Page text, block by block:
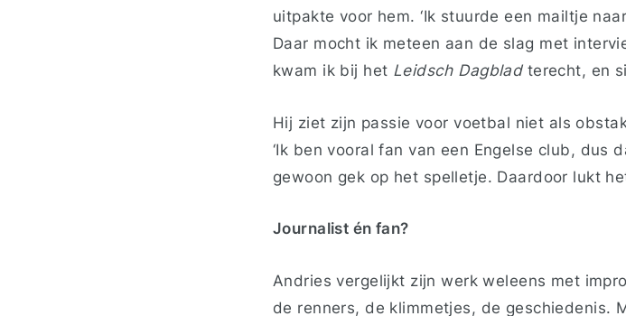
uitpakte voor hem. ‘Ik stuurde een mailtje naar
Daar mocht ik meteen aan de slag met
kwam ik bij het Leidsch Dagbladterecht, en
Hij ziet zijn passie voor voetbal niet als
‘Ik ben vooral fan van een Engelse club, dus
gewoon gek op het spelletje. Daardoor lukt
Journalist én fan?
Andries vergelijkt zijn werk weleens met
de renners, de klimmetjes, de geschiedenis.